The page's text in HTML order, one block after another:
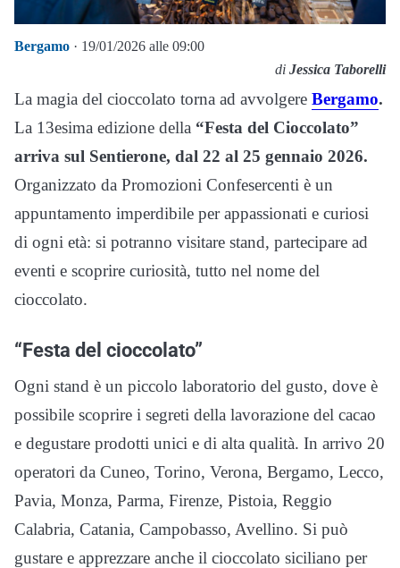
Bergamo · 19/01/2026 alle 09:00
di Jessica Taborelli
La magia del cioccolato torna ad avvolgere Bergamo.
La 13esima edizione della “Festa del Cioccolato”
arriva sul Sentierone, dal 22 al 25 gennaio 2026.
Organizzato da Promozioni Confesercenti è un
appuntamento imperdibile per appassionati e curiosi
di ogni età: si potranno visitare stand, partecipare ad
eventi e scoprire curiosità, tutto nel nome del
cioccolato.
“Festa del cioccolato”
Ogni stand è un piccolo laboratorio del gusto, dove è
possibile scoprire i segreti della lavorazione del cacao
e degustare prodotti unici e di alta qualità. In arrivo 20
operatori da Cuneo, Torino, Verona, Bergamo, Lecco,
Pavia, Monza, Parma, Firenze, Pistoia, Reggio
Calabria, Catania, Campobasso, Avellino. Si può
gustare e apprezzare anche il cioccolato siciliano per